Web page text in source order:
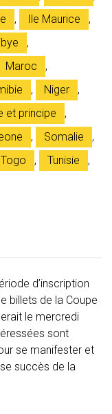
, Ile Maurice
,
,
Maroc
,
, Niger
,
et principe
,
, Somalie
,
Togo , Tunisie
,
d’inscription
billets de la Coupe
le mercredi
sont
se manifester et
succès de la